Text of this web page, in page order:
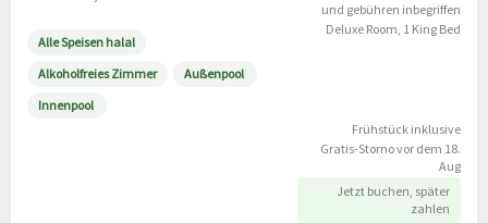
Alle Speisen halal
Alkoholfreies Zimmer
Außenpool
Innenpool
und gebühren inbegriffen
Deluxe Room, 1 King Bed
Frühstück inklusive
Gratis-Storno vor dem 18.
Aug
Jetzt buchen, später
zahlen